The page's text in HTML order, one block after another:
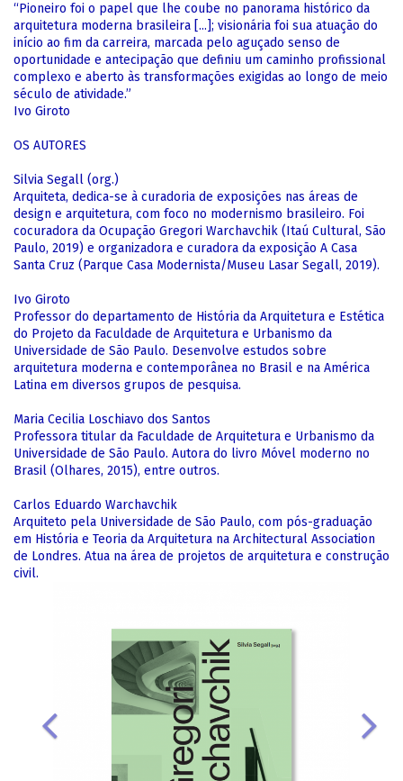
“Pioneiro foi o papel que lhe coube no panorama histórico da
arquitetura moderna brasileira [...]; visionária foi sua atuação do
início ao fim da carreira, marcada pelo aguçado senso de
oportunidade e antecipação que definiu um caminho profissional
complexo e aberto às transformações exigidas ao longo de meio
século de atividade.”
Ivo Giroto
OS AUTORES
Silvia Segall (org.)
Arquiteta, dedica-se à curadoria de exposições nas áreas de
design e arquitetura, com foco no modernismo brasileiro. Foi
cocuradora da Ocupação Gregori Warchavchik (Itaú Cultural, São
Paulo, 2019) e organizadora e curadora da exposição A Casa
Santa Cruz (Parque Casa Modernista/Museu Lasar Segall, 2019).
Ivo Giroto
Professor do departamento de História da Arquitetura e Estética
do Projeto da Faculdade de Arquitetura e Urbanismo da
Universidade de São Paulo. Desenvolve estudos sobre
arquitetura moderna e contemporânea no Brasil e na América
Latina em diversos grupos de pesquisa.
Maria Cecilia Loschiavo dos Santos
Professora titular da Faculdade de Arquitetura e Urbanismo da
Universidade de São Paulo. Autora do livro Móvel moderno no
Brasil (Olhares, 2015), entre outros.
Carlos Eduardo Warchavchik
Arquiteto pela Universidade de São Paulo, com pós-graduação
em História e Teoria da Arquitetura na Architectural Association
de Londres. Atua na área de projetos de arquitetura e construção
civil.